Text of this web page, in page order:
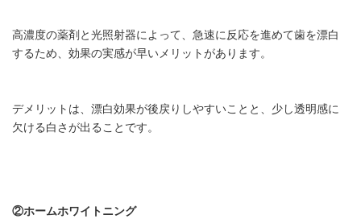
高濃度の薬剤と光照射器によって、急速に反応を進めて歯を漂白
するため、効果の実感が早いメリットがあります。
デメリットは、漂白効果が後戻りしやすいことと、少し透明感に
欠ける白さが出ることです。
②ホームホワイトニング